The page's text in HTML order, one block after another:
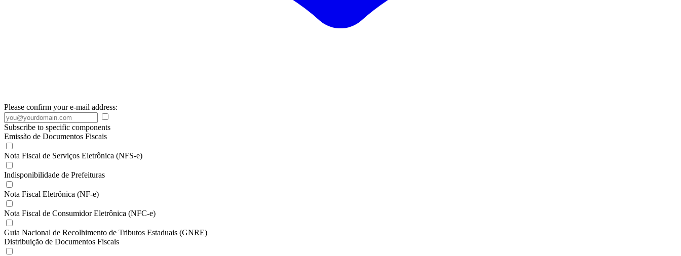
Please confirm your e-mail address:
Subscribe to specific components
Emissão de Documentos Fiscais
Nota Fiscal de Serviços Eletrônica (NFS-e)
Indisponibilidade de Prefeituras
Nota Fiscal Eletrônica (NF-e)
Nota Fiscal de Consumidor Eletrônica (NFC-e)
Guia Nacional de Recolhimento de Tributos Estaduais (GNRE)
Distribuição de Documentos Fiscais